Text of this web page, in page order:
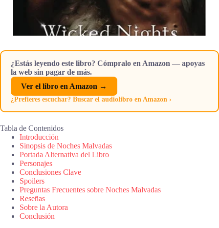
¿Estás leyendo este libro? Cómpralo en Amazon — apoyas
la web sin pagar de más.
Ver el libro en Amazon →
¿Prefieres escuchar? Buscar el audiolibro en Amazon ›
Tabla de Contenidos
Introducción
Sinopsis de Noches Malvadas
Portada Alternativa del Libro
Personajes
Conclusiones Clave
Spoilers
Preguntas Frecuentes sobre Noches Malvadas
Reseñas
Sobre la Autora
Conclusión